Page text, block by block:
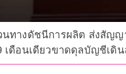
นทางดัชนีการผลิต ส่งสัญ
เดือนเดียวขาดดุลบัญชีเดิ